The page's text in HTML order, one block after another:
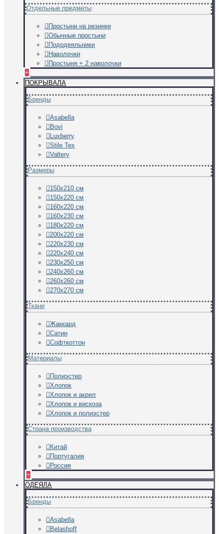
Отдельные предметы
Простыни на резинке
Обычные простыни
Пододеяльники
Наволочки
Простыня + 2 наволочки
+
ПОКРЫВАЛА
Бренды
Asabella
Bovi
Luxberry
Stile Tex
Valtery
Размеры
150х210 см
150х220 см
160х220 см
160х230 см
180х220 см
200х220 см
220х230 см
220х240 см
230х250 см
240х260 см
260х260 см
270х270 см
Ткани
Жаккард
Сатин
Софткоттон
Материалы
Полиэстер
Хлопок
Хлопок и акрил
Хлопок и вискоза
Хлопок и полиэстер
Страна производства
Китай
Португалия
Россия
+
ОДЕЯЛА
Бренды
Asabella
Belashoff